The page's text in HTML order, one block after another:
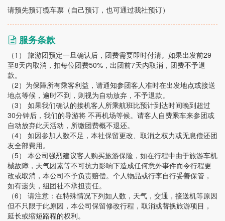
请预先预订缆车票（自己预订，也可通过我社预订）
服务条款
（1） 旅游团预定一旦确认后，团费需要即时付清。如果出发前29
至8天内取消，扣每位团费50%，出团前7天内取消，团费不予退
款。
（2）为保障所有乘客利益，请通知参团客人准时在出发地点或接送
地点等候，逾时不到，则视为自动放弃，不予退款。
（3） 如果我们确认的接机客人所乘航班比预计到达时间晚到超过
30分钟后，我们的导游将 不再机场等候。请客人自费乘车来参团或
自动放弃此天活动，所缴团费概不退还。
（4） 如因参加人数不足，本社保留更改、取消之权力或无息偿还团
友全部費用。
（5） 本公司强烈建议客人购买旅游保险，如在行程中由于旅游车机
械故障，天气因素等不可抗力影响下造成任何意外事件而令行程更
改或取消，本公司不予负责赔偿。个人物品或行李自行妥善保管，
如有遗失，组团社不承担责任。
（6） 请注意：在特殊情况下列如人数，天气，交通，接送机等原因
但不只限于此原因，本公司保留修改行程，取消或替换旅游项目，
延长或缩短路程的权利。